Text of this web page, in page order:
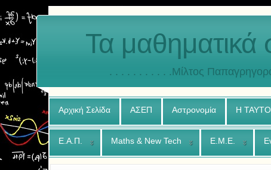
Τα μαθηματικά
. . . . . . . . . . .Μίλτος
Αρχική Σελίδα ΑΣΕΠ Αστρονομία Η
Ε.Α.Π. Maths & New Tech Ε.Μ.Ε.